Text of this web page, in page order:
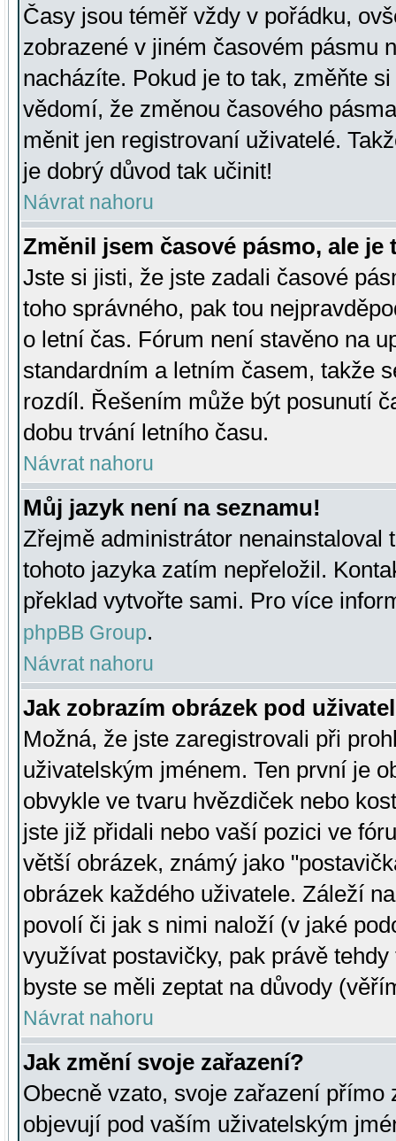
Časy jsou téměř vždy v pořádku,
zobrazené v jiném časovém pásmu
nacházíte. Pokud je to tak, změňte
vědomí, že změnou časového
měnit jen registrovaní uživatelé.
je dobrý důvod tak učinit!
Návrat nahoru
Změnil jsem časové pásmo, ale je
Jste si jisti, že jste zadali časové
toho správného, pak tou
o letní čas. Fórum není stavěno na
standardním a letním časem, takže
rozdíl. Řešením může být posunutí
dobu trvání letního času.
Návrat nahoru
Můj jazyk není na seznamu!
Zřejmě administrátor nenainstaloval
tohoto jazyka zatím nepřeložil.
překlad vytvořte sami. Pro více
phpBB Group.
Návrat nahoru
Jak zobrazím obrázek pod
Možná, že jste zaregistrovali při
uživatelským jménem. Ten první je
obvykle ve tvaru hvězdiček nebo
jste již přidali nebo vaší pozici ve
větší obrázek, známý jako
obrázek každého uživatele. Záleží
povolí či jak s nimi naloží (v jaké
využívat postavičky, pak právě
byste se měli zeptat na důvody
Návrat nahoru
Jak změní svoje zařazení?
Obecně vzato, svoje zařazení přímo
objevují pod vaším uživatelským